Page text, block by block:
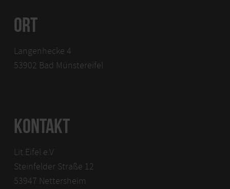
ORT
Langenhecke 4
53902 Bad Münstereifel
KONTAKT
Lit.Eifel e.V
Steinfelder Straße 12
53947 Nettersheim